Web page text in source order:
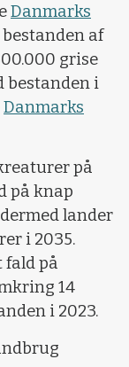
Danmarks
af
grise
bestanden i
Danmarks
på
på knap
lander
i 2035.
fald på
14
i 2023.